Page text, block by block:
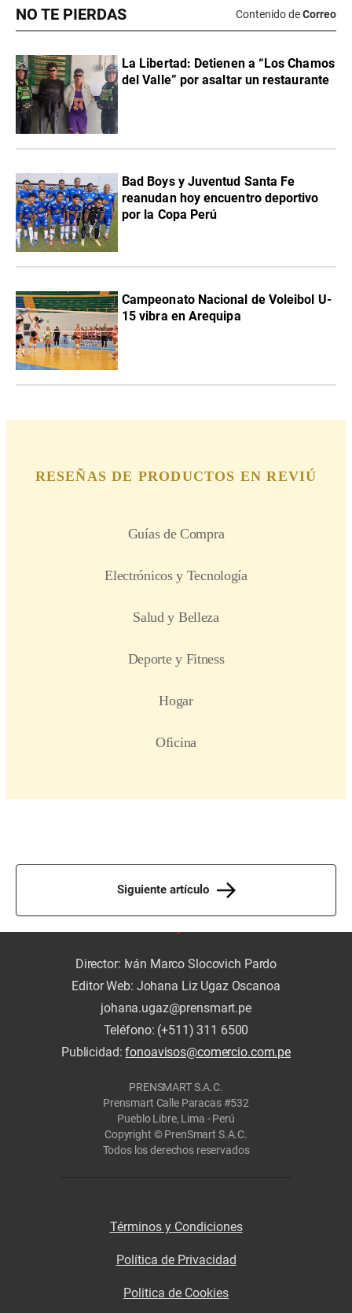
NO TE PIERDAS Contenido deCorreo
La Libertad: Detienen a “Los Chamos
del Valle” por asaltar un restaurante
Bad Boys y Juventud Santa Fe
reanudan hoy encuentro deportivo
por la Copa Perú
Campeonato Nacional de Voleibol U-
15 vibra en Arequipa
Siguiente artículo
Director: Iván Marco Slocovich Pardo
Editor Web: Johana Liz Ugaz Oscanoa
johana.ugaz@prensmart.pe
Teléfono: (+511) 311 6500
Publicidad:fonoavisos@comercio.com.pe
PRENSMART S.A.C.
Prensmart Calle Paracas #532
Pueblo Libre, Lima - Perú
Copyright © PrenSmart S.A.C.
Todos los derechos reservados
Términos y Condiciones
Política de Privacidad
Politica de Cookies